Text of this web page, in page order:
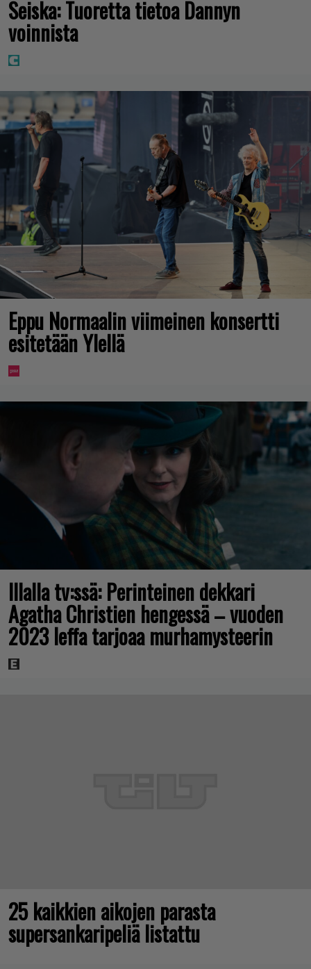
Seiska: Tuoretta tietoa Dannyn
voinnista
Eppu Normaalin viimeinen konsertti
esitetään Ylellä
Illalla tv:ssä: Perinteinen dekkari
Agatha Christien hengessä – vuoden
2023 leffa tarjoaa murhamysteerin
25 kaikkien aikojen parasta
supersankaripeliä listattu